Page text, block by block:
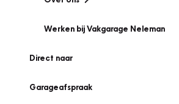
Werken bij Vakgarage Neleman
Direct naar
Garageafspraak